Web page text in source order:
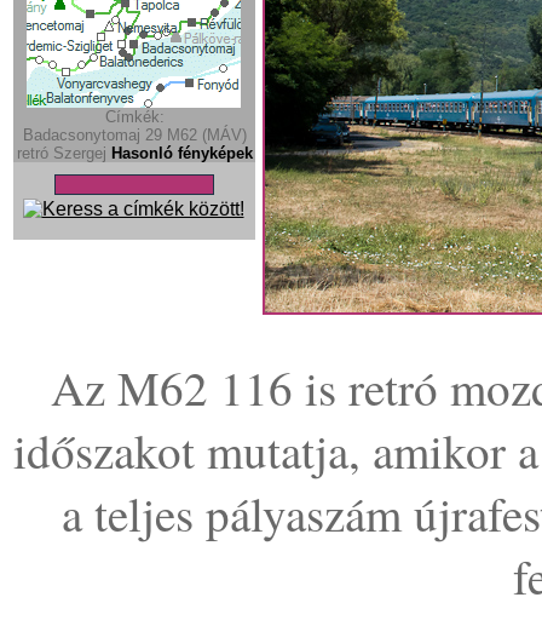
Címkék:
Badacsonytomaj 29 M62 (MÁV)
retró Szergej Hasonló fényképek
Az M62 116 is retró
időszakot mutatja, amikor
a teljes pályaszám